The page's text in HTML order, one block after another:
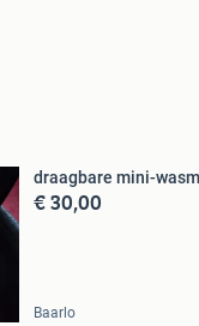
draagbare mini-
€ 30,00
Baarlo